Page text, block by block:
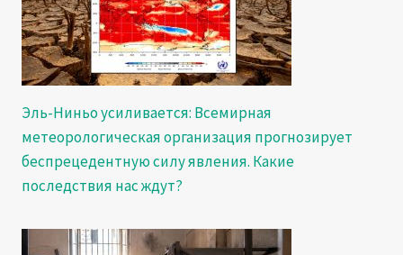
Эль-Ниньо усиливается: Всемирная
метеорологическая организация прогнозирует
беспрецедентную силу явления. Какие
последствия нас ждут?